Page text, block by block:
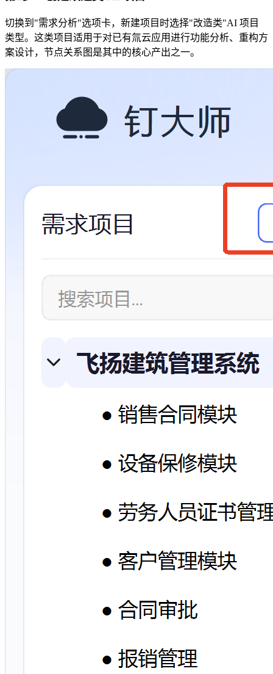
切换到"需求分析"选项卡，新建项目时选择"改造类"AI 项目
类型。这类项目适用于对已有氚云应用进行功能分析、重构方
案设计，节点关系图是其中的核心产出之一。